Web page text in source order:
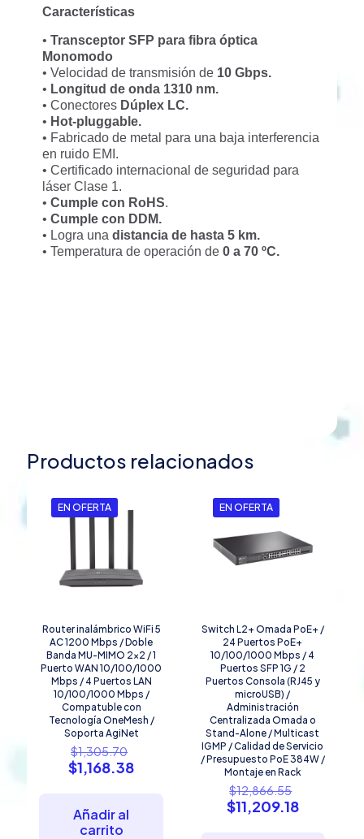
Características
• Transceptor SFP para fibra óptica
Monomodo
• Velocidad de transmisión de 10 Gbps.
• Longitud de onda 1310 nm.
• Conectores Dúplex LC.
• Hot-pluggable.
• Fabricado de metal para una baja interferencia
en ruido EMI.
• Certificado internacional de seguridad para
láser Clase 1.
• Cumple con RoHS.
• Cumple con DDM.
• Logra una distancia de hasta 5 km.
• Temperatura de operación de 0 a 70 ºC.
Productos relacionados
EN OFERTA
Router inalámbrico WiFi 5
AC 1200 Mbps / Doble
Banda MU-MIMO 2×2 / 1
Puerto WAN 10/100/1000
Mbps / 4 Puertos LAN
10/100/1000 Mbps /
Compatuble con
Tecnología OneMesh /
Soporta AgiNet
$1,305.70
precio
original
$1,168.38El
Añadir al
carrito
EN OFERTA
Switch L2+ Omada PoE+ /
24 Puertos PoE+
10/100/1000 Mbps / 4
Puertos SFP 1G / 2
Puertos Consola (RJ45 y
microUSB) /
Administración
Centralizada Omada o
Stand-Alone / Multicast
IGMP / Calidad de Servicio
/ Presupuesto PoE 384W /
Montaje en Rack
$12,866.55
precio
original
$11,209.18El